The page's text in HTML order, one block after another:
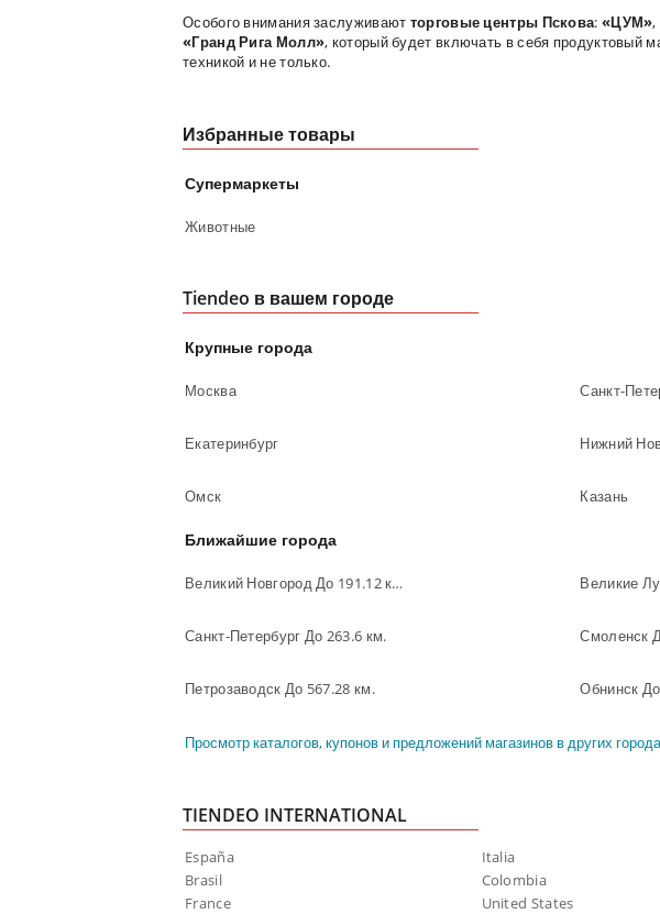
Особого внимания заслуживают торговые центры Пскова: «ЦУМ»,
«Гранд Рига Молл», который будет включать в себя продуктовый
техникой и не только.
Избранные товары
Супермаркеты
Животные
Tiendeo в вашем городе
Крупные города
Москва Санкт-
Екатеринбург Нижний
Омск Казань
Ближайшие города
Великий Новгород До 191.12 км. Великие
Санкт-Петербург До 263.6 км. Смоленск
Петрозаводск До 567.28 км. Обнинск
Просмотр каталогов, купонов и предложений магазинов в других
TIENDEO INTERNATIONAL
España Italia
Brasil
Colombia
France
United States